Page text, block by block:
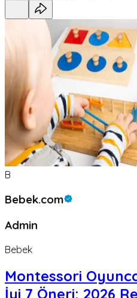
B
Bebek.com
Admin
Bebek
Montessori
İyi 7 Öneri: 2026